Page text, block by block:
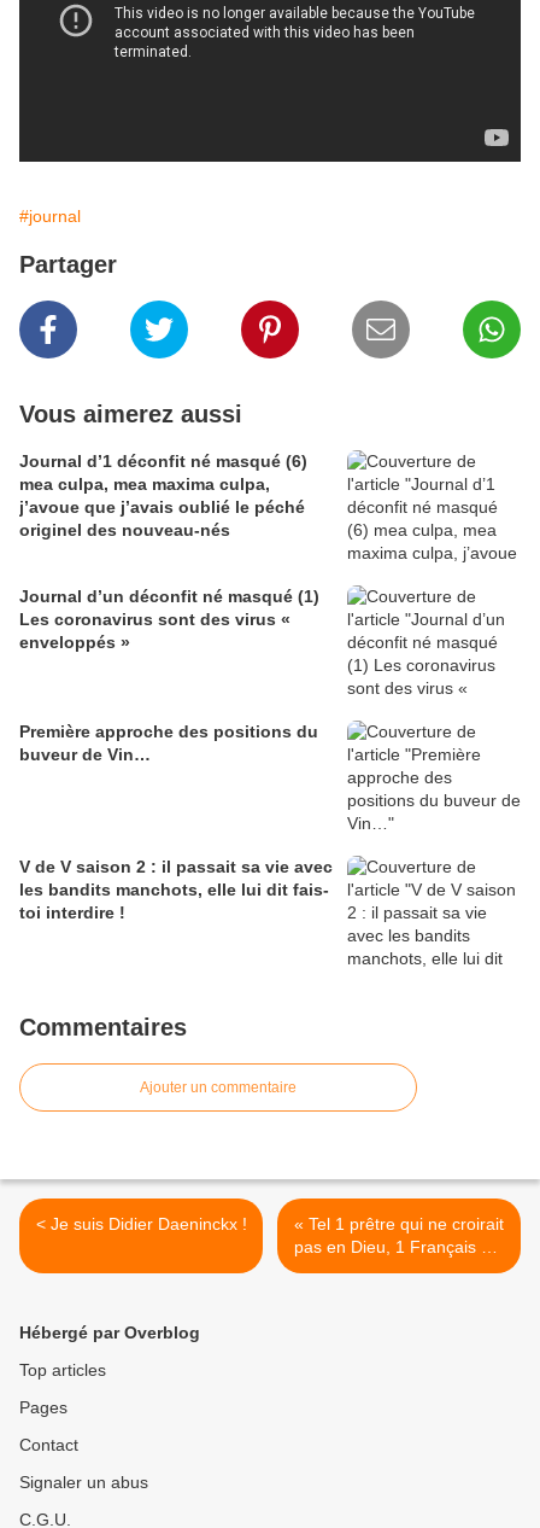
#journal
Partager
Vous aimerez aussi
Journal d’1 déconfit né masqué (6)
mea culpa, mea maxima culpa,
j’avoue que j’avais oublié le péché
originel des nouveau-nés
Journal d’un déconfit né masqué (1)
Les coronavirus sont des virus «
enveloppés »
Première approche des positions du
buveur de Vin…
V de V saison 2 : il passait sa vie avec
les bandits manchots, elle lui dit fais-
toi interdire !
Commentaires
Ajouter un commentaire
< Je suis Didier Daeninckx !
« Tel 1 prêtre qui ne croirait
pas en Dieu, 1 Français qui
n’aimerait pas le vin ne
Hébergé par Overblog
Top articles
Pages
Contact
Signaler un abus
C.G.U.